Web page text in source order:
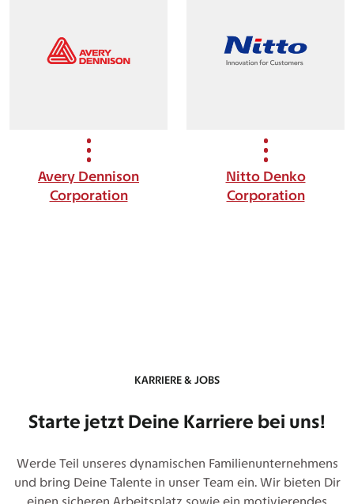
Avery Dennison
Corporation
Nitto Denko
Corporation
KARRIERE & JOBS
Starte jetzt Deine Karriere bei uns!
Werde Teil unseres dynamischen Familienunternehmens
und bring Deine Talente in unser Team ein. Wir bieten Dir